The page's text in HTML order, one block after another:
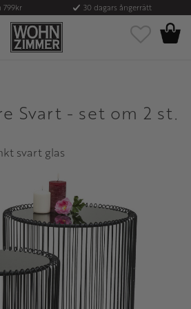
30 dagars ångerrätt
Favoriter
Svart - set om 2 st.
svart glas